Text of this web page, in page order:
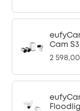
Cam
2 598,00